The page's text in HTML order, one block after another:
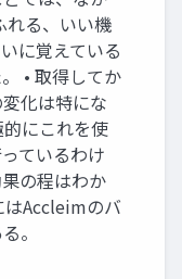
れる、いい機
に覚えている
• 取得してか
化は特にな
にこれを使
ているわけ
の程はわか
Accleimのバ
。